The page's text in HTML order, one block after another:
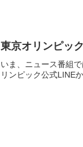
東京オリンピッ
いま、ニュース番組
リンピック公式LINE